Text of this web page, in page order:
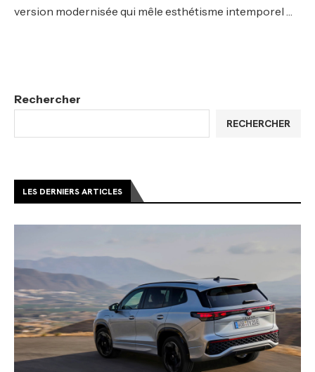
version modernisée qui mêle esthétisme intemporel …
Rechercher
RECHERCHER
LES DERNIERS ARTICLES